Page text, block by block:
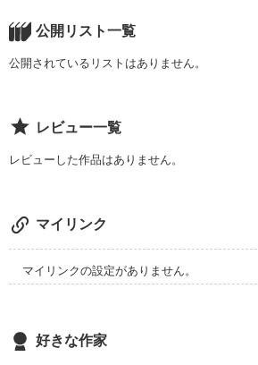
この男の正体、目的はいったい！
pv62000！ありがとうございます！！
読者数15！感謝です！
私の生きる理由は君の笑顔を取り戻すこと
中２でいきなり病気になった『病人』
         ×
ある理由で病人が嫌いな
朝陽優ｰAsahi Yuuｰ
pv70000！ありがとうございます！
読者数20！うれしいです！
公開リスト一覧
公開されているリストはありません。
レビュー一覧
レビューした作品はありません。
マイリンク
マイリンクの設定がありません。
好きな作家